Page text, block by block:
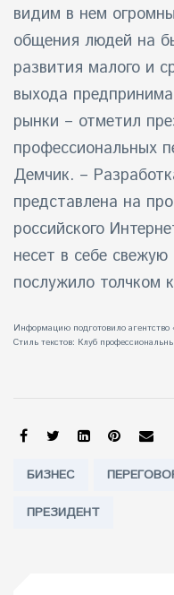
видим в нем
общения людей на
развития малого и
выхода
рынки – отметил
профессиональных
Демчик. –
представлена на
российского
несет в себе
послужило толчком
Информацию подготовило агентство
Стиль текстов: Клуб
SHARE:
Tags:
БИЗНЕС
ПРЕЗИДЕНТ